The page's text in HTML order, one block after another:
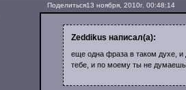
Поделиться13 ноября, 2010г. 00:48:14
Zeddikus написал(а):
еще одна фраза в таком духе, и
тебе, и по моему ты не